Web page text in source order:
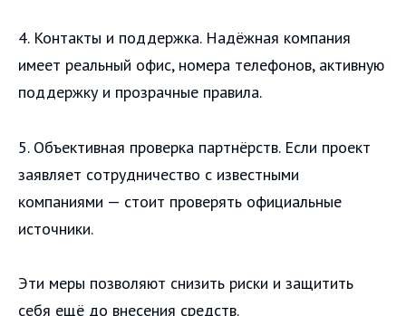
4. Контакты и поддержка. Надёжная компания
имеет реальный офис, номера телефонов, активную
поддержку и прозрачные правила.
5. Объективная проверка партнёрств. Если проект
заявляет сотрудничество с известными
компаниями — стоит проверять официальные
источники.
Эти меры позволяют снизить риски и защитить
себя ещё до внесения средств.